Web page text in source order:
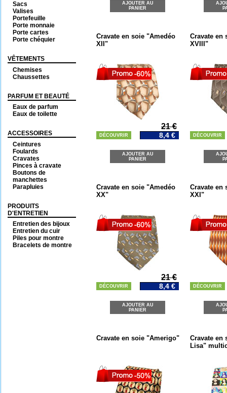
Sacs
Valises
Portefeuille
Porte monnaie
Porte cartes
Porte chéquier
VÊTEMENTS
Chemises
Chaussettes
PARFUM ET BEAUTÉ
Eaux de parfum
Eaux de toilette
ACCESSOIRES
Ceintures
Foulards
Cravates
Pinces à cravate
Boutons de
manchettes
Parapluies
PRODUITS
D'ENTRETIEN
Entretien des bijoux
Entretien du cuir
Piles pour montre
Bracelets de montre
AJOUTER AU
PANIER
Cravate en soie "Amedéo
XII"
21 €
DÉCOUVRIR 8,4 €
AJOUTER AU
PANIER
Cravate en
XVIII"
DÉCOUVRIR
Cravate en soie "Amedéo
XX"
21 €
DÉCOUVRIR 8,4 €
AJOUTER AU
PANIER
Cravate en
XXI"
DÉCOUVRIR
Cravate en soie "Amerigo"
Cravate en
Lisa"